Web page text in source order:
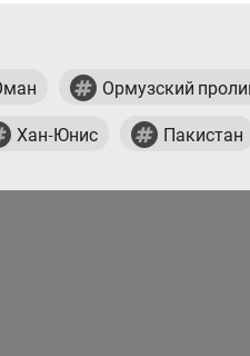
Ормузский
Хан-Юнис Пакистан